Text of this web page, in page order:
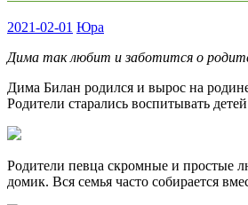
2021-02-01 Юра
Дима так любит и заботится о
Дима Билан родился и вырос на
Родители старались воспитывать
Родители певца скромные и простые
домик. Вся семья часто собирается